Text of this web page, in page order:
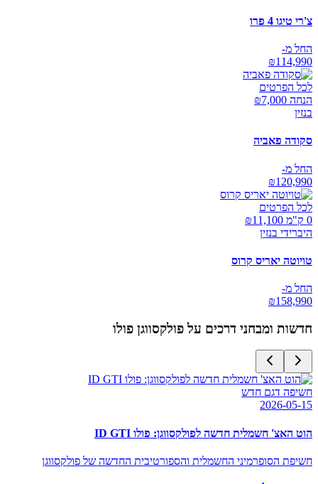
צ'רי טיגו 4 פרו
החל מ-
₪114,990
לכל הפרטים
הנחה ₪ 7,000
בנזין
סקודה פאביה
החל מ-
₪120,990
לכל הפרטים
0 ק"מ ₪
11,100
היברידי בנזין
טויוטה יאריס קרוס
החל מ-
₪158,990
חדשות ומבחני דרכים עלפולקסווגן פולו
חשיפה דגם חדש
2026-05-15
הוט האצ' חשמלית חדשה לפולקסווגן: פולו ID GTI
חשיפת הסופרמיני החשמלית והספורטיבית החדשה של פולקסווגן